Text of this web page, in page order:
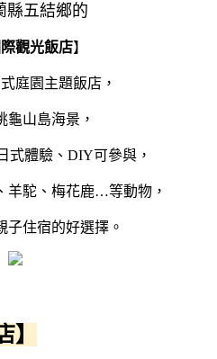
縣五結鄉的
觀光飯店】
庭園主題飯店，
龜山島海景，
式體驗、DIY可參與，
羊駝、梅花鹿…等動物，
子住宿的好選擇。
】